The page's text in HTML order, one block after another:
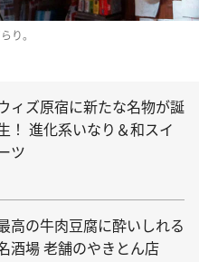
り。
ィズ原宿に新たな名物が誕
！ 進化系いなり＆和スイ
ツ
高の牛肉豆腐に酔いしれる
酒場 老舗のやきとん店